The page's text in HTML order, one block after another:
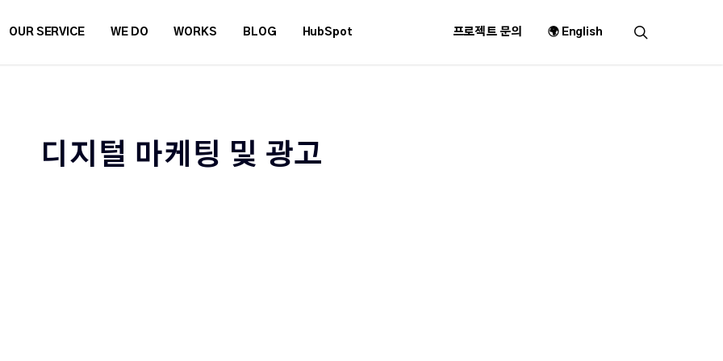
OUR SERVICE WE DO WORKS BLOG HubSpot 프로젝트 문의 🌍 English
디지털 마케팅 및 광고